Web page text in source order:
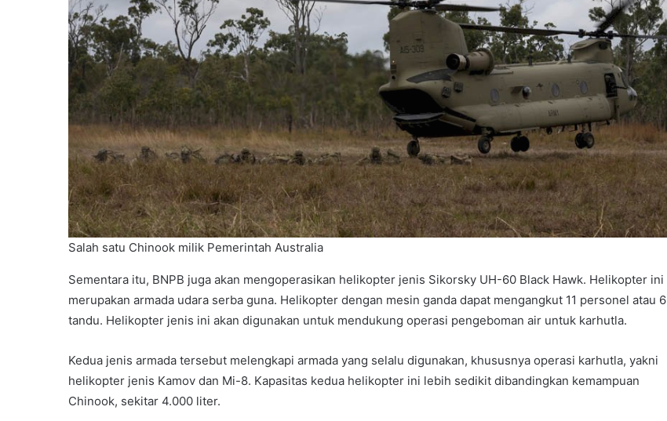
Salah satu Chinook milik Pemerintah Australia
Sementara itu, BNPB juga akan mengoperasikan helikopter jenis Sikorsky UH-60 Black Hawk. Helikopter ini
merupakan armada udara serba guna. Helikopter dengan mesin ganda dapat mengangkut 11 personel atau 6
tandu. Helikopter jenis ini akan digunakan untuk mendukung operasi pengeboman air untuk karhutla.
Kedua jenis armada tersebut melengkapi armada yang selalu digunakan, khususnya operasi karhutla, yakni
helikopter jenis Kamov dan Mi-8. Kapasitas kedua helikopter ini lebih sedikit dibandingkan kemampuan
Chinook, sekitar 4.000 liter.